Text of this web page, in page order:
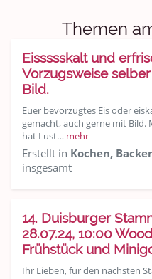
Kochen, Backen und
Anregungen und
Spiel, Spaß und
Archiv
Themen
Eissssskalt und
Vorzugsweise
Bild.
Euer bevorzugtes Eis oder
gemacht, auch gerne mit Bild.
hat Lust… mehr
Erstellt in Kochen,
insgesamt
14. Duisburger
28.07.24, 10:00
Frühstück und
Ihr Lieben, für den nächsten